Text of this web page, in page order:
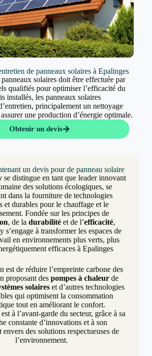
de panneaux solaires à Epalinges
solaires doit être effectuée par
qualifiés pour optimiser l’efficacité du
installés, les panneaux solaires
principalement un nettoyage
une production d’énergie optimale.
Obtenir un devis
un devis pour de panneau solaire
se distingue en tant que leader innovant
des solutions écologiques, se
dans la fourniture de technologies
et durables pour le chauffage et le
Fondée sur les principes de
, de ladurabilité et de l’efficacité,
s’engage à transformer les espaces de
en environnements plus verts, plus
efficaces à Epalinges
est de réduire l’empreinte carbone des
proposant des pompes à chaleurde
solaireset d’autres technologies
qui optimisent la consommation
tout en améliorant le confort.
à l’avant-garde du secteur, grâce à sa
constante d’innovations et à son
envers des solutions respectueuses de
l’environnement.